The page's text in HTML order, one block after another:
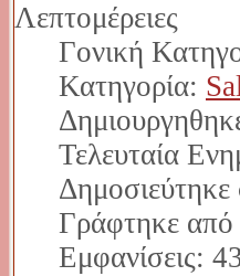
Λεπτομέρειες
Γονική
Κατηγορία:
Τελευταία
Γράφτηκε από
Εμφανίσεις: